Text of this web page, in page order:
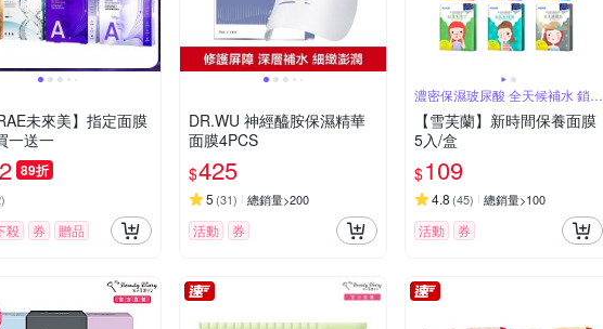
未來美】指定面膜
一送一
89折
)
殺 券 贈品
DR.WU 神經醯胺保濕精華
面膜4PCS
$425
5 (31) 總銷量>200
活動 券
濃密保濕玻尿酸 全天候補水 鎖水
儲水
【雪芙蘭】新時間保養面膜
5入/盒
$109
4.8 (45) 總銷量>100
活動 券